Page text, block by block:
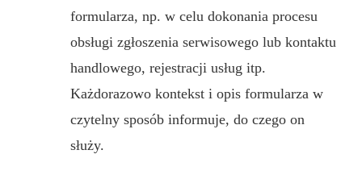
formularza, np. w celu dokonania procesu
obsługi zgłoszenia serwisowego lub kontaktu
handlowego, rejestracji usług itp.
Każdorazowo kontekst i opis formularza w
czytelny sposób informuje, do czego on
służy.